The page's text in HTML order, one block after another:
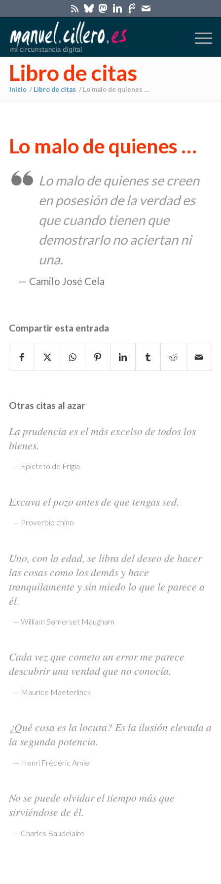
Libro de citas
Inicio / Libro de citas / Lo malo de quienes …
Lo malo de quienes …
Camilo José Cela
Lo malo de quienes se creen
en posesión de la verdad es
que cuando tienen que
demostrarlo no aciertan ni
una.
Compartir esta entrada
Otras citas al azar
La prudencia es el más excelso de todos los
bienes.
— Epicteto de Frigia
Excava el pozo antes de que tengas sed.
— Proverbio chino
Uno, con la edad, se libra del deseo de hacer
las cosas como los demás y hace
tranquilamente y sin miedo lo que le parece a
él.
— William Somerset Maugham
Cada vez que cometo un error me parece
descubrir una verdad que no conocía.
— Maurice Maeterlinck
¿Qué cosa es la locura? Es la ilusión elevada a
la segunda potencia.
— Henri Frédéric Amiel
No se puede olvidar el tiempo más que
sirviéndose de él.
— Charles Baudelaire